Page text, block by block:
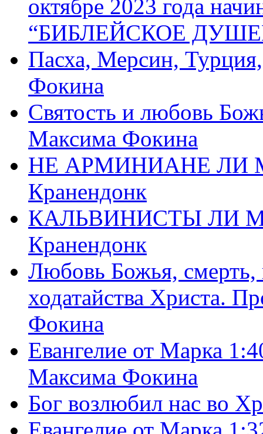
октябре 2023 года
“БИБЛЕЙСКОЕ
Пасха, Мерсин,
Фокина
Святость и любовь
Максима Фокина
НЕ АРМИНИАНЕ ЛИ
Кранендонк
КАЛЬВИНИСТЫ ЛИ
Кранендонк
Любовь Божья, смерть,
ходатайства Христа.
Фокина
Евангелие от Марка
Максима Фокина
Бог возлюбил нас во